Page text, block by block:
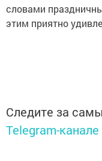
словами
этим приятно
Следите за
Telegram-канале